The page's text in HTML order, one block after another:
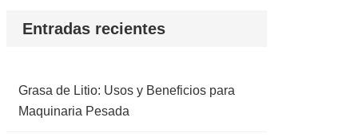
Entradas recientes
Grasa de Litio: Usos y Beneficios para
Maquinaria Pesada